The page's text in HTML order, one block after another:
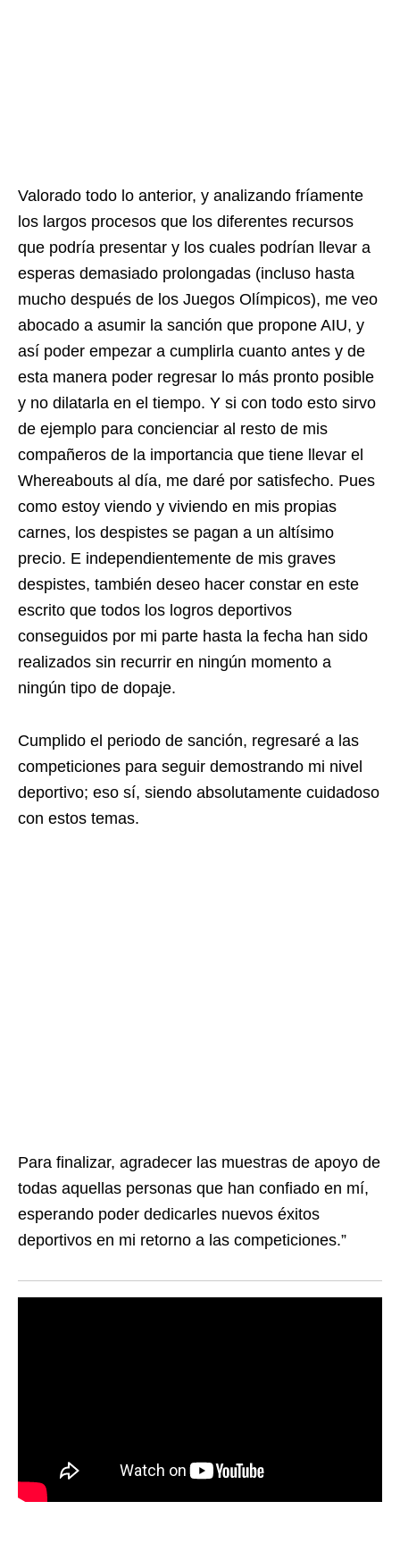
Valorado todo lo anterior, y analizando fríamente
los largos procesos que los diferentes recursos
que podría presentar y los cuales podrían llevar a
esperas demasiado prolongadas (incluso hasta
mucho después de los Juegos Olímpicos), me veo
abocado a asumir la sanción que propone AIU, y
así poder empezar a cumplirla cuanto antes y de
esta manera poder regresar lo más pronto posible
y no dilatarla en el tiempo. Y si con todo esto sirvo
de ejemplo para concienciar al resto de mis
compañeros de la importancia que tiene llevar el
Whereabouts al día, me daré por satisfecho. Pues
como estoy viendo y viviendo en mis propias
carnes, los despistes se pagan a un altísimo
precio. E independientemente de mis graves
despistes, también deseo hacer constar en este
escrito que todos los logros deportivos
conseguidos por mi parte hasta la fecha han sido
realizados sin recurrir en ningún momento a
ningún tipo de dopaje.
Cumplido el periodo de sanción, regresaré a las
competiciones para seguir demostrando mi nivel
deportivo; eso sí, siendo absolutamente cuidadoso
con estos temas.
Para finalizar, agradecer las muestras de apoyo de
todas aquellas personas que han confiado en mí,
esperando poder dedicarles nuevos éxitos
deportivos en mi retorno a las competiciones.”